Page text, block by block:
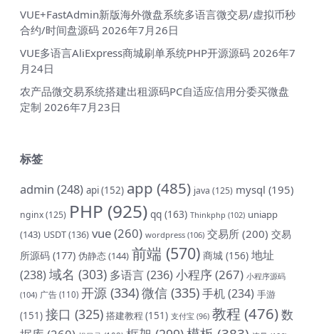
VUE+FastAdmin新版海外微盘系统多语言微交易/虚拟币秒
合约/时间盘源码 2026年7月26日
VUE多语言AliExpress商城刷单系统PHP开源源码 2026年7
月24日
农产品微交易系统搭建出租源码PC自适应信用分委买微盘
定制 2026年7月23日
标签
admin (248) api(152) app (485) java (125) mysql (195)
nginx(125) PHP (925) qq (163) Thinkphp (102) uniapp
(143) USDT(136) vue(260) wordpress (106) 交易所 (200) 交易
所源码 (177) 伪静态(144) 前端 (570) 商城 (156) 地址
(238)域名 (303) 多语言(236) 小程序(267) 小程序源码
(104) 广告 (110) 开源 (334)微信 (335)手机(234) 手游
(151) 接口 (325) 搭建教程 (151) 支付宝 (96) 教程 (476)数